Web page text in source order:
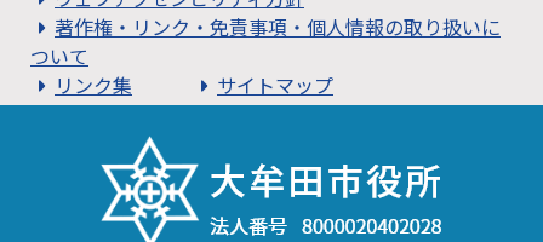
著作権・リンク・免責事項・個人情報の取り扱いに
ついて
リンク集
サイトマップ